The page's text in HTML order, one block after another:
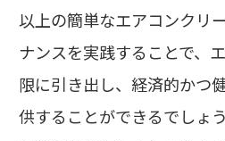
以上の簡単なエアコンクリ
ナンスを実践することで、
限に引き出し、経済的かつ
供することができるでしょう